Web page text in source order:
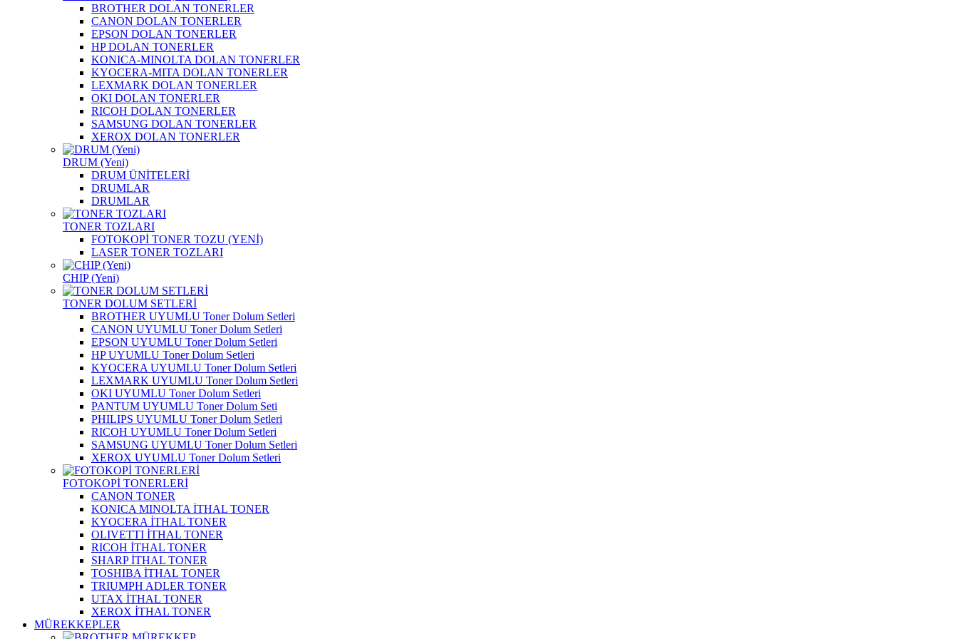
BROTHER DOLAN TONERLER
CANON DOLAN TONERLER
EPSON DOLAN TONERLER
HP DOLAN TONERLER
KONICA-MINOLTA DOLAN TONERLER
KYOCERA-MITA DOLAN TONERLER
LEXMARK DOLAN TONERLER
OKI DOLAN TONERLER
RICOH DOLAN TONERLER
SAMSUNG DOLAN TONERLER
XEROX DOLAN TONERLER
DRUM (Yeni)
DRUM ÜNİTELERİ
DRUMLAR
DRUMLAR
TONER TOZLARI
FOTOKOPİ TONER TOZU (YENİ)
LASER TONER TOZLARI
CHIP (Yeni)
TONER DOLUM SETLERİ
BROTHER UYUMLU Toner Dolum Setleri
CANON UYUMLU Toner Dolum Setleri
EPSON UYUMLU Toner Dolum Setleri
HP UYUMLU Toner Dolum Setleri
KYOCERA UYUMLU Toner Dolum Setleri
LEXMARK UYUMLU Toner Dolum Setleri
OKI UYUMLU Toner Dolum Setleri
PANTUM UYUMLU Toner Dolum Seti
PHILIPS UYUMLU Toner Dolum Setleri
RICOH UYUMLU Toner Dolum Setleri
SAMSUNG UYUMLU Toner Dolum Setleri
XEROX UYUMLU Toner Dolum Setleri
FOTOKOPİ TONERLERİ
CANON TONER
KONICA MINOLTA İTHAL TONER
KYOCERA İTHAL TONER
OLIVETTI İTHAL TONER
RICOH İTHAL TONER
SHARP İTHAL TONER
TOSHIBA İTHAL TONER
TRIUMPH ADLER TONER
UTAX İTHAL TONER
XEROX İTHAL TONER
MÜREKKEPLER